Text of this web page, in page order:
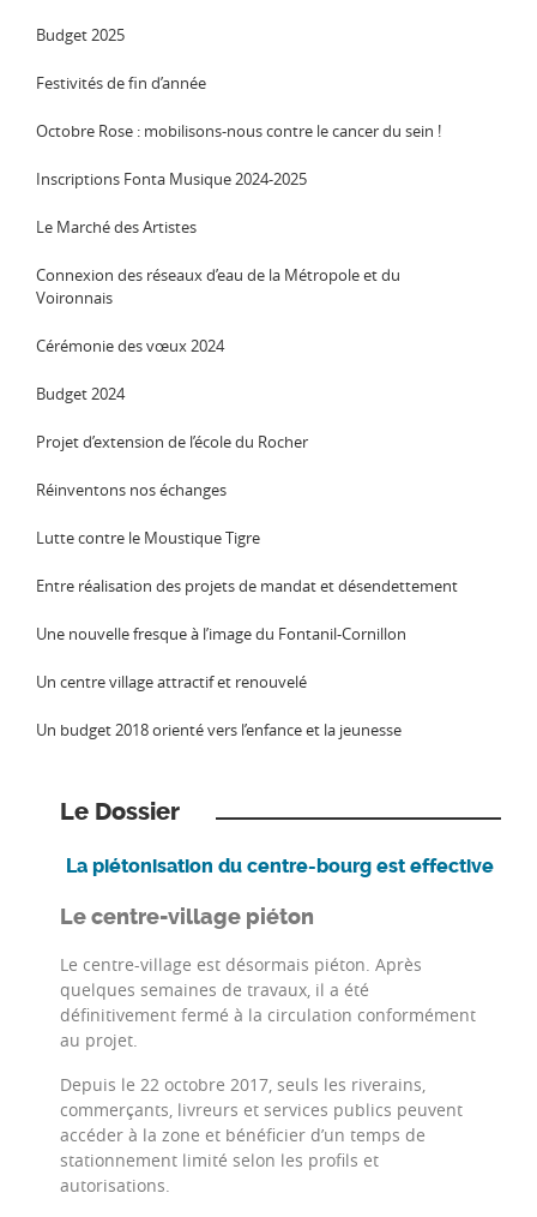
Budget 2025
Festivités de fin d’année
Octobre Rose : mobilisons-nous contre le cancer du sein !
Inscriptions Fonta Musique 2024-2025
Le Marché des Artistes
Connexion des réseaux d’eau de la Métropole et du
Voironnais
Cérémonie des vœux 2024
Budget 2024
Projet d’extension de l’école du Rocher
Réinventons nos échanges
Lutte contre le Moustique Tigre
Entre réalisation des projets de mandat et désendettement
Une nouvelle fresque à l’image du Fontanil-Cornillon
Un centre village attractif et renouvelé
Un budget 2018 orienté vers l’enfance et la jeunesse
Le Dossier
La piétonisation du centre-bourg est effective
Le centre-village piéton
Le centre-village est désormais piéton. Après
quelques semaines de travaux, il a été
définitivement fermé à la circulation conformément
au projet.
Depuis le 22 octobre 2017, seuls les riverains,
commerçants, livreurs et services publics peuvent
accéder à la zone et bénéficier d’un temps de
stationnement limité selon les profils et
autorisations.